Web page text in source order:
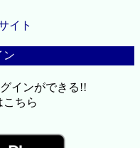
イト
ン
インができる!!
こちら